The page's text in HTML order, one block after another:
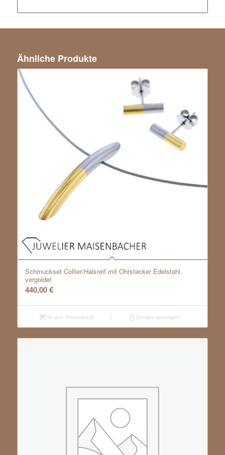
Ähnliche Produkte
Schmuckset Collier/Halsreif mit Ohrstecker Edelstahl,
vergoldet
440,00€
In den Warenkorb Details anzeigen